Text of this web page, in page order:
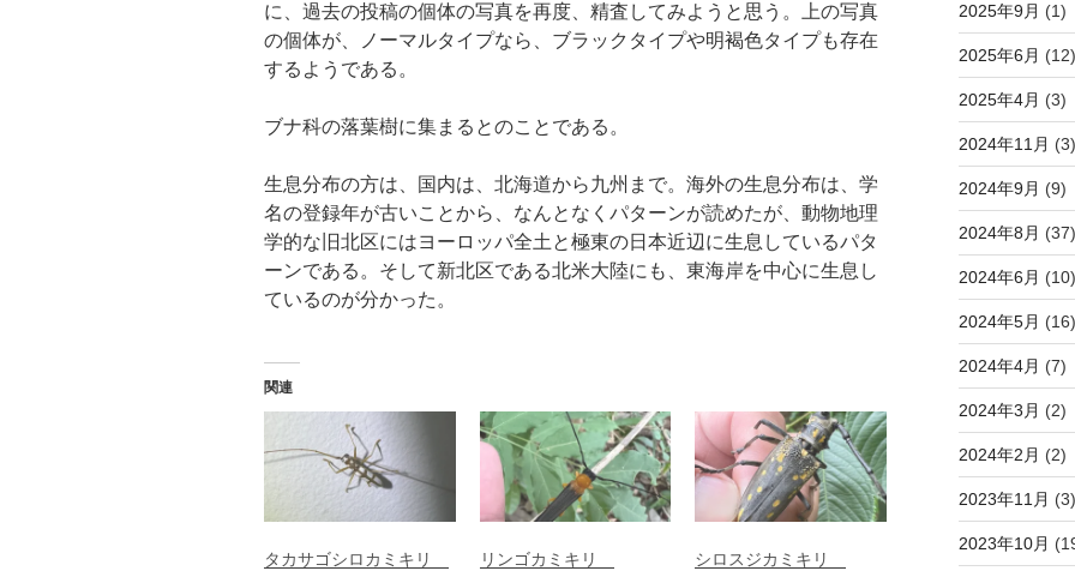
に、過去の投稿の個体の写真を再度、精査してみようと思う。上の写真
の個体が、ノーマルタイプなら、ブラックタイプや明褐色タイプも存在
するようである。
ブナ科の落葉樹に集まるとのことである。
生息分布の方は、国内は、北海道から九州まで。海外の生息分布は、学
名の登録年が古いことから、なんとなくパターンが読めたが、動物地理
学的な旧北区にはヨーロッパ全土と極東の日本近辺に生息しているパタ
ーンである。そして新北区である北米大陸にも、東海岸を中心に生息し
ているのが分かった。
関連
タカサゴシロカミキリ
リンゴカミキリ
シロスジカミキリ
2025年9月 (1)
2025年6月 (12)
2025年4月 (3)
2024年11月 (3)
2024年9月 (9)
2024年8月 (37)
2024年6月 (10)
2024年5月 (16)
2024年4月 (7)
2024年3月 (2)
2024年2月 (2)
2023年11月 (3)
2023年10月